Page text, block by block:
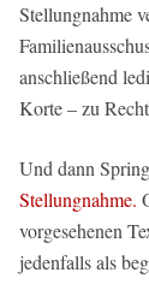
Stellungnahme
anschließend
Korte – zu
Und dann
Stellungnahme.
vorgesehenen
jedenfalls als